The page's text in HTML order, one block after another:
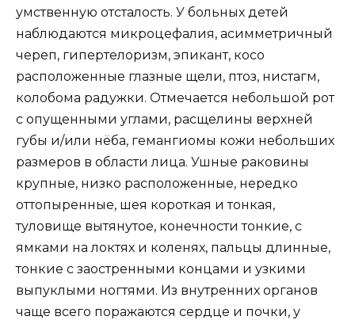
умственную отсталость. У больных детей
наблюдаются микроцефалия, асимметричный
череп, гипертелоризм, эпикант, косо
расположенные глазные щели, птоз, нистагм,
колобома радужки. Отмечается небольшой рот
с опущенными углами, расщелины верхней
губы и/или нёба, гемангиомы кожи небольших
размеров в области лица. Ушные раковины
крупные, низко расположенные, нередко
оттопыренные, шея короткая и тонкая,
туловище вытянутое, конечности тонкие, с
ямками на локтях и коленях, пальцы длинные,
тонкие с заостренными концами и узкими
выпуклыми ногтями. Из внутренних органов
чаще всего поражаются сердце и почки, у